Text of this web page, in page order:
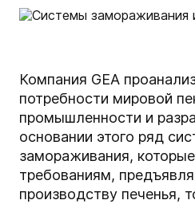
Компания GEA
потребности мировой
промышленности и
основании этого ряд
замораживания,
требованиям,
производству печенья,